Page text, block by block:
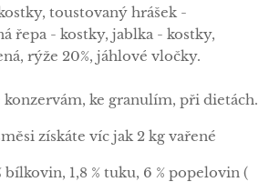
toustovaný hrášek -
řepa - kostky, jablka - kostky,
rýže 20%, jáhlové vločky.
konzervám, ke granulím, při dietách.
získáte víc jak 2 kg vařené
bílkovin, 1,8 % tuku, 6 % popelovin (